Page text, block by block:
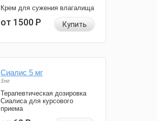
Крем для сужения влагалища
от 1500Р Купить
Сиалис 5 мг
5мг
Терапевтическая дозировка
Сиалиса для курсового
приема